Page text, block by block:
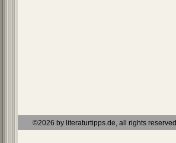
©2026 by literaturtipps.de, all rights reserved